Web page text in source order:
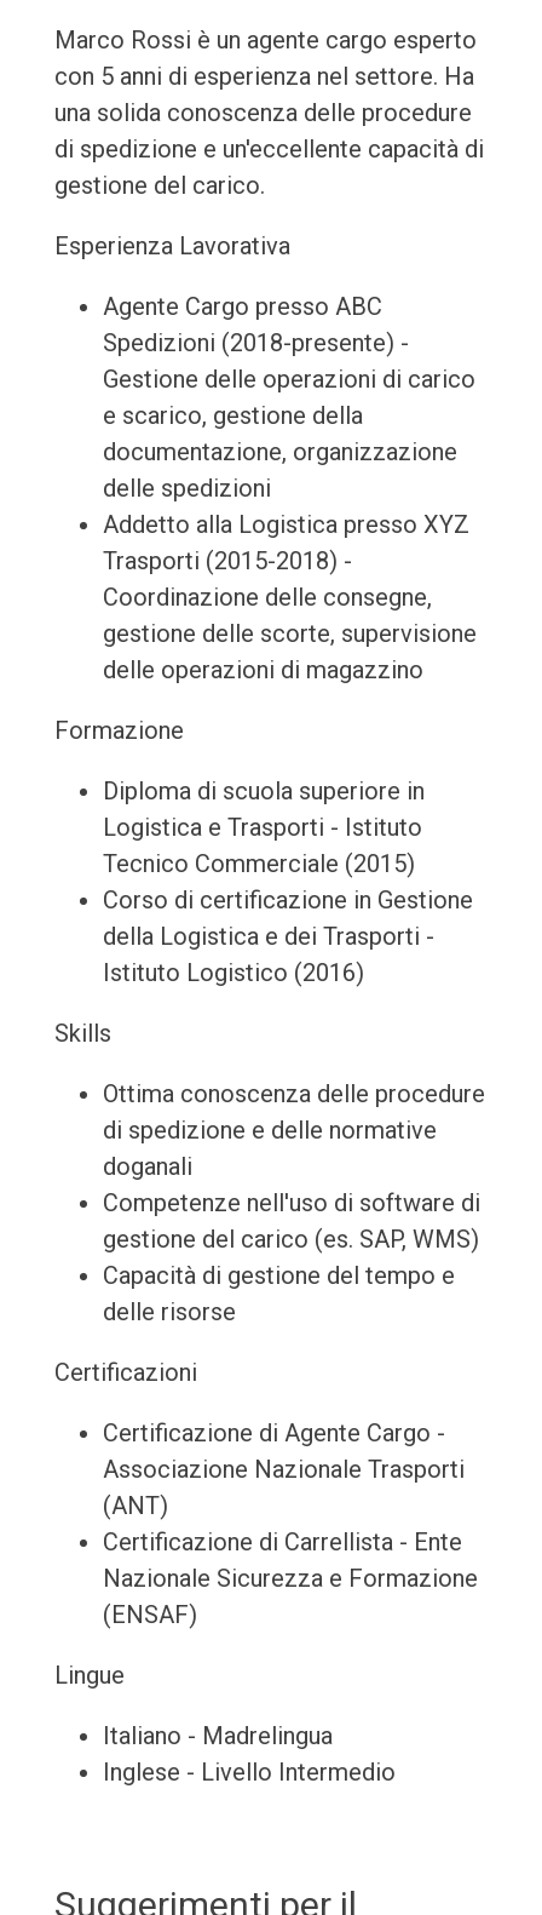
Marco Rossi è un agente cargo esperto
con 5 anni di esperienza nel settore. Ha
una solida conoscenza delle procedure
di spedizione e un'eccellente capacità di
gestione del carico.
Esperienza Lavorativa
Agente Cargo presso ABC
Spedizioni (2018-presente) -
Gestione delle operazioni di carico
e scarico, gestione della
documentazione, organizzazione
delle spedizioni
Addetto alla Logistica presso XYZ
Trasporti (2015-2018) -
Coordinazione delle consegne,
gestione delle scorte, supervisione
delle operazioni di magazzino
Formazione
Diploma di scuola superiore in
Logistica e Trasporti - Istituto
Tecnico Commerciale (2015)
Corso di certificazione in Gestione
della Logistica e dei Trasporti -
Istituto Logistico (2016)
Skills
Ottima conoscenza delle procedure
di spedizione e delle normative
doganali
Competenze nell'uso di software di
gestione del carico (es. SAP, WMS)
Capacità di gestione del tempo e
delle risorse
Certificazioni
Certificazione di Agente Cargo -
Associazione Nazionale Trasporti
(ANT)
Certificazione di Carrellista - Ente
Nazionale Sicurezza e Formazione
(ENSAF)
Lingue
Italiano - Madrelingua
Inglese - Livello Intermedio
Suggerimenti per il